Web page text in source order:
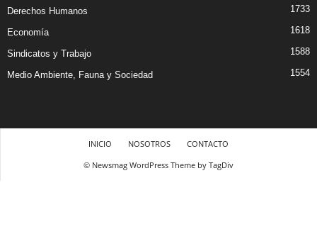
Derechos Humanos 1733
Economía 1618
Sindicatos y Trabajo 1588
Medio Ambiente, Fauna y Sociedad 1554
INICIO NOSOTROS
CONTACTO
© Newsmag WordPress Theme by TagDiv